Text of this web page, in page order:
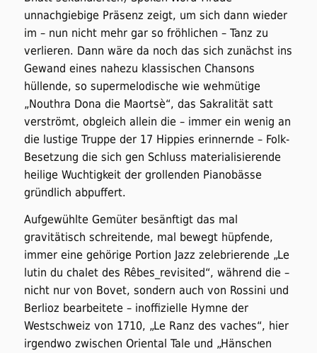
unnachgiebige Präsenz zeigt, um sich dann wieder
im – nun nicht mehr gar so fröhlichen – Tanz zu
verlieren. Dann wäre da noch das sich zunächst ins
Gewand eines nahezu klassischen Chansons
hüllende, so supermelodische wie wehmütige
„Nouthra Dona die Maortsè“, das Sakralität satt
verströmt, obgleich allein die – immer ein wenig an
die lustige Truppe der 17 Hippies erinnernde – Folk-
Besetzung die sich gen Schluss materialisierende
heilige Wuchtigkeit der grollenden Pianobässe
gründlich abpuffert.
Aufgewühlte Gemüter besänftigt das mal
gravitätisch schreitende, mal bewegt hüpfende,
immer eine gehörige Portion Jazz zelebrierende „Le
lutin du chalet des Rêbes_revisited“, während die –
nicht nur von Bovet, sondern auch von Rossini und
Berlioz bearbeitete – inoffizielle Hymne der
Westschweiz von 1710, „Le Ranz des vaches“, hier
irgendwo zwischen Oriental Tale und „Hänschen